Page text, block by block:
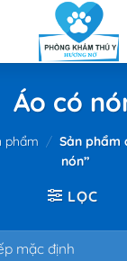
Áo có
phẩm / Sản phẩm
nón”
LỌC